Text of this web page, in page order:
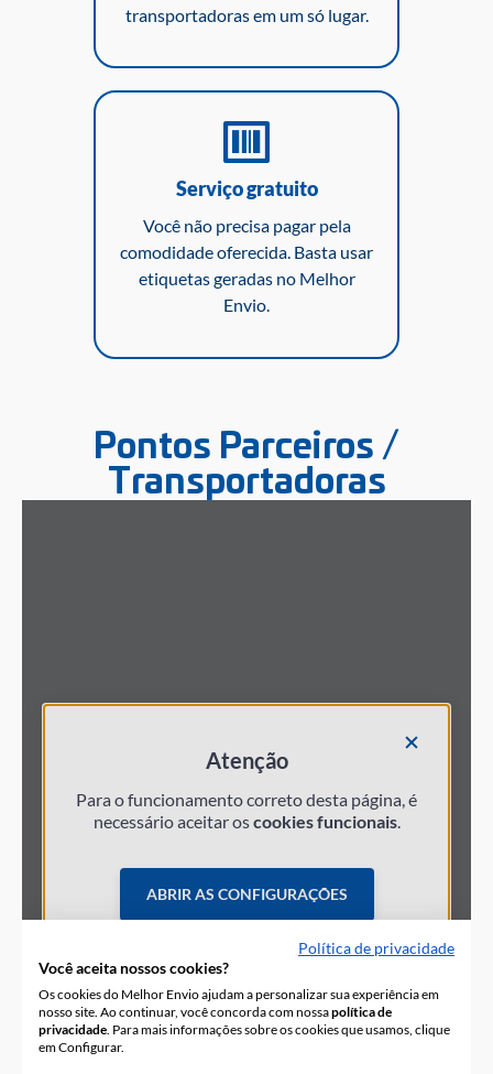
transportadoras em um só lugar.
Serviço gratuito
Você não precisa pagar pela
comodidade oferecida. Basta usar
etiquetas geradas no Melhor
Envio.
Pontos Parceiros /
Transportadoras